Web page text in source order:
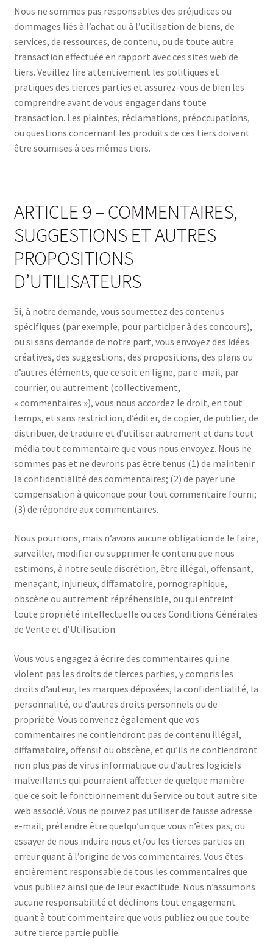
Nous ne sommes pas responsables des préjudices ou
dommages liés à l’achat ou à l’utilisation de biens, de
services, de ressources, de contenu, ou de toute autre
transaction effectuée en rapport avec ces sites web de
tiers. Veuillez lire attentivement les politiques et
pratiques des tierces parties et assurez-vous de bien les
comprendre avant de vous engager dans toute
transaction. Les plaintes, réclamations, préoccupations,
ou questions concernant les produits de ces tiers doivent
être soumises à ces mêmes tiers.
ARTICLE 9 – COMMENTAIRES,
SUGGESTIONS ET AUTRES
PROPOSITIONS
D’UTILISATEURS
Si, à notre demande, vous soumettez des contenus
spécifiques (par exemple, pour participer à des concours),
ou si sans demande de notre part, vous envoyez des idées
créatives, des suggestions, des propositions, des plans ou
d’autres éléments, que ce soit en ligne, par e-mail, par
courrier, ou autrement (collectivement,
« commentaires »), vous nous accordez le droit, en tout
temps, et sans restriction, d’éditer, de copier, de publier, de
distribuer, de traduire et d’utiliser autrement et dans tout
média tout commentaire que vous nous envoyez. Nous ne
sommes pas et ne devrons pas être tenus (1) de maintenir
la confidentialité des commentaires; (2) de payer une
compensation à quiconque pour tout commentaire fourni;
(3) de répondre aux commentaires.
Nous pourrions, mais n’avons aucune obligation de le faire,
surveiller, modifier ou supprimer le contenu que nous
estimons, à notre seule discrétion, être illégal, offensant,
menaçant, injurieux, diffamatoire, pornographique,
obscène ou autrement répréhensible, ou qui enfreint
toute propriété intellectuelle ou ces Conditions Générales
de Vente et d’Utilisation.
Vous vous engagez à écrire des commentaires qui ne
violent pas les droits de tierces parties, y compris les
droits d’auteur, les marques déposées, la confidentialité, la
personnalité, ou d’autres droits personnels ou de
propriété. Vous convenez également que vos
commentaires ne contiendront pas de contenu illégal,
diffamatoire, offensif ou obscène, et qu’ils ne contiendront
non plus pas de virus informatique ou d’autres logiciels
malveillants qui pourraient affecter de quelque manière
que ce soit le fonctionnement du Service ou tout autre site
web associé. Vous ne pouvez pas utiliser de fausse adresse
e-mail, prétendre être quelqu’un que vous n’êtes pas, ou
essayer de nous induire nous et/ou les tierces parties en
erreur quant à l’origine de vos commentaires. Vous êtes
entièrement responsable de tous les commentaires que
vous publiez ainsi que de leur exactitude. Nous n’assumons
aucune responsabilité et déclinons tout engagement
quant à tout commentaire que vous publiez ou que toute
autre tierce partie publie.